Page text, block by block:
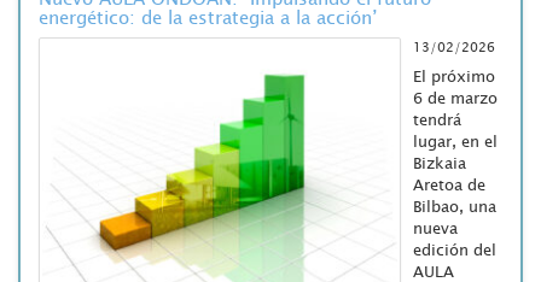
energético: de la estrategia a la acción’
13/02/2026
El próximo
6 de marzo
tendrá
lugar, en el
Bizkaia
Aretoa de
Bilbao, una
nueva
edición del
AULA